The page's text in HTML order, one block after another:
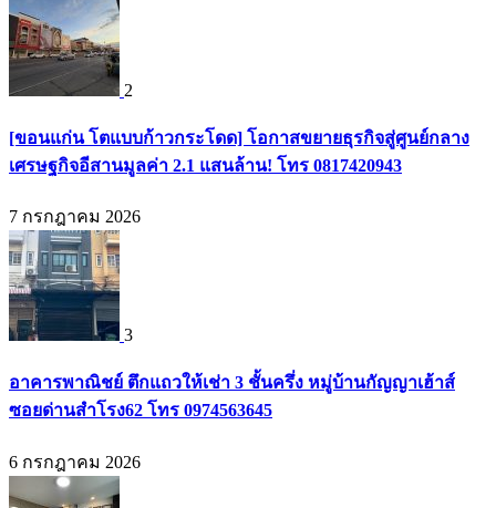
2
[ขอนแก่น โตแบบก้าวกระโดด] โอกาสขยายธุรกิจสู่ศูนย์กลาง
เศรษฐกิจอีสานมูลค่า 2.1 แสนล้าน! โทร 0817420943
7 กรกฎาคม 2026
3
อาคารพาณิชย์ ตึกแถวให้เช่า 3 ชั้นครึ่ง หมู่บ้านกัญญาเฮ้าส์
ซอยด่านสำโรง62 โทร 0974563645
6 กรกฎาคม 2026